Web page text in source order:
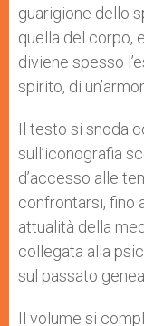
guarigione dello
quella del corpo,
diviene spesso
spirito, di
Il testo si snoda
sull’iconografia
d’accesso alle
confrontarsi, fino
attualità della
collegata alla
sul passato
Il volume si